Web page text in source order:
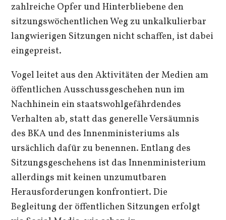
zahlreiche Opfer und Hinterbliebene den
sitzungswöchentlichen Weg zu unkalkulierbar
langwierigen Sitzungen nicht schaffen, ist dabei
eingepreist.
Vogel leitet aus den Aktivitäten der Medien am
öffentlichen Ausschussgeschehen nun im
Nachhinein ein staatswohlgefährdendes
Verhalten ab, statt das generelle Versäumnis
des BKA und des Innenministeriums als
ursächlich dafür zu benennen. Entlang des
Sitzungsgeschehens ist das Innenministerium
allerdings mit keinen unzumutbaren
Herausforderungen konfrontiert. Die
Begleitung der öffentlichen Sitzungen erfolgt